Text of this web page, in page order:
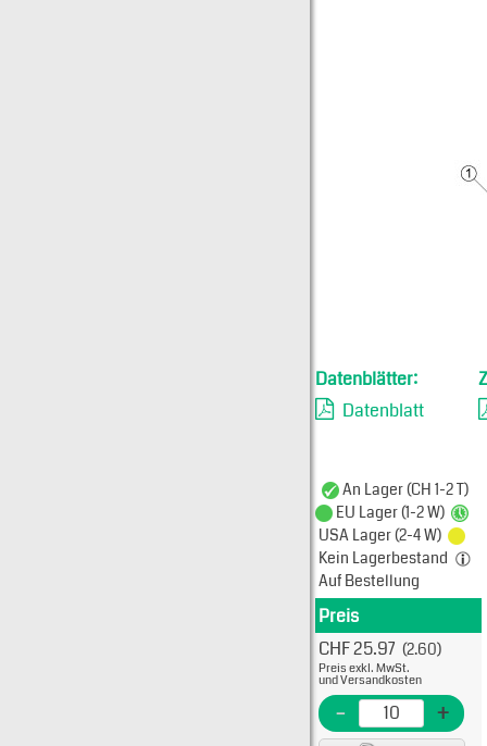
Datenblätter:
Datenblatt
An Lager (CH 1-2 T)
EU Lager (1-2 W)
USA Lager (2-4 W)
Kein Lagerbestand
Auf Bestellung
Produkt
Preis
Typ:
EME
CHF 25.97 (2.60)
Preis exkl. MwSt.
und Versandkosten
- +